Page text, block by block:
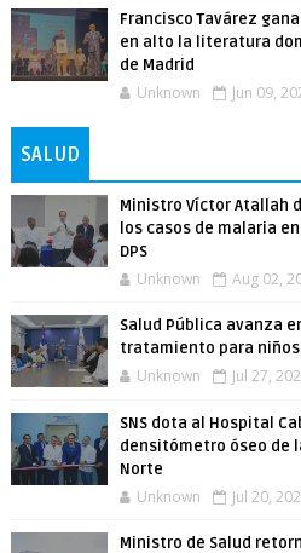
Francisco Tavárez
en alto la literatura
de Madrid
Unknown Jun 09,
SALUD
Ministro Víctor Atallah
los casos de malaria
DPS
Unknown Aug 02,
Salud Pública avanza
tratamiento para niños
Unknown Jul 27,
SNS dota al Hospital
densitómetro óseo de
Norte
Unknown Jul 20,
Ministro de Salud